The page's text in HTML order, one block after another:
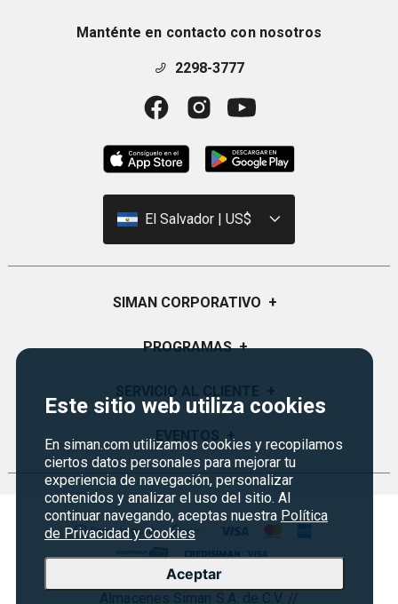
Este sitio web utiliza cookies
En siman.com utilizamos cookies y recopilamos
ciertos datos personales para mejorar tu
experiencia de navegación, personalizar
contenidos y analizar el uso del sitio. Al
continuar navegando, aceptas nuestra Política
de Privacidad y Cookies
Aceptar
Manténte en contacto con nosotros
2298-3777
El Salvador | US$
SIMAN CORPORATIVO +
Quiénes Somos
Historia
Servicios
PROGRAMAS +
Garantías
Siman PRO
Credisiman
Marketplace
Vende en Marketplace
Preguntas Frecuentes
Política de devoluciones y garantias
Contáctenos
Seguridad del sitio
Política de Privacidad
Condiciones ofertas
+
Regreso a clases
Rebajas
Cyber Monday
Agosto es diversión